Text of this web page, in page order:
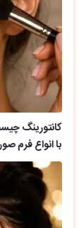
کانتورینگ
با انواع فرم